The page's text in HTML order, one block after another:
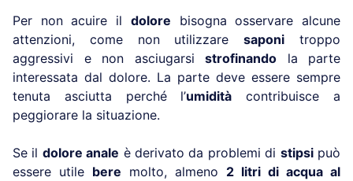
Per non acuire il dolore bisogna osservare alcune
attenzioni, come non utilizzaresaponi troppo
aggressivi e non asciugarsi strofinando la parte
interessata dal dolore. La parte deve essere sempre
tenuta asciutta perché l’umidità contribuisce a
peggiorare la situazione.
Se il dolore anale è derivato da problemi di stipsipuò
essere utile bere molto, almeno 2 litri di acqua al